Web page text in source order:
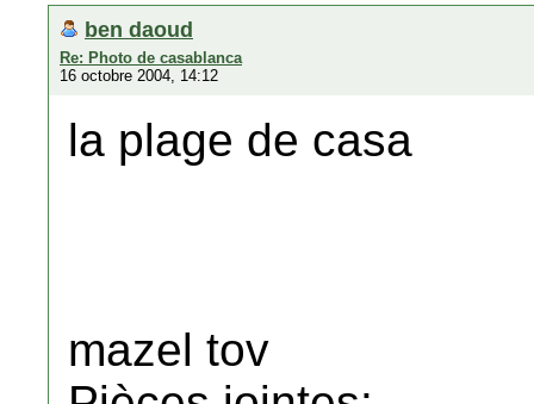
ben daoud
Re: Photo de casablanca
16 octobre 2004, 14:12
la plage de casa
mazel tov